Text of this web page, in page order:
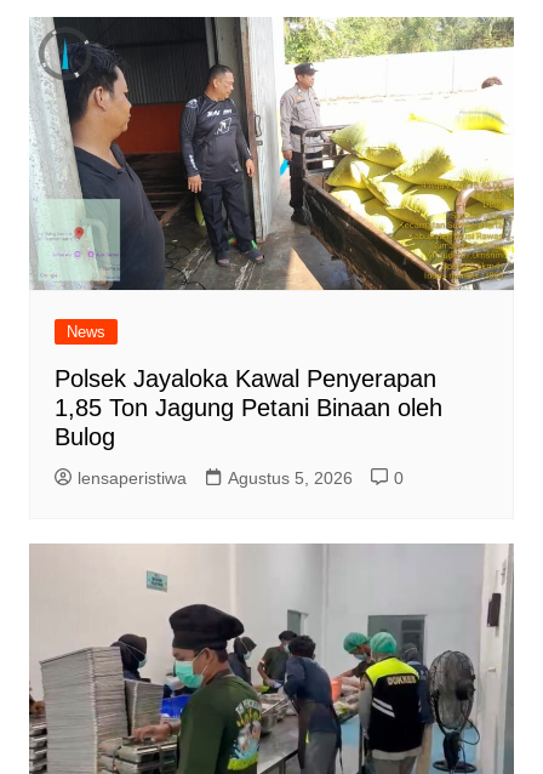
News
Polsek Jayaloka Kawal Penyerapan
1,85 Ton Jagung Petani Binaan oleh
Bulog
lensaperistiwa Agustus 5, 2026 0